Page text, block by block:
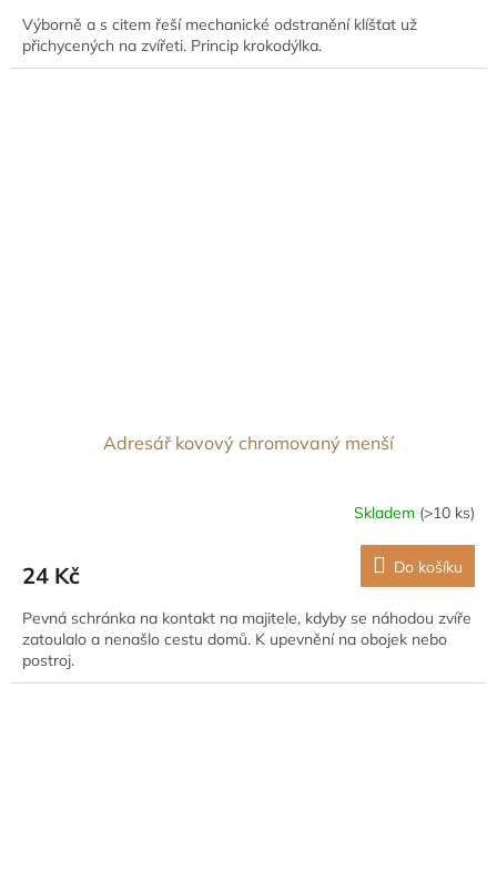
Výborně a s citem řeší mechanické odstranění klíšťat už
přichycených na zvířeti. Princip krokodýlka.
Adresář kovový chromovaný menší
Skladem (>10 ks)
24 Kč Do košíku
Pevná schránka na kontakt na majitele, kdyby se náhodou zvíře
zatoulalo a nenašlo cestu domů. K upevnění na obojek nebo
postroj.